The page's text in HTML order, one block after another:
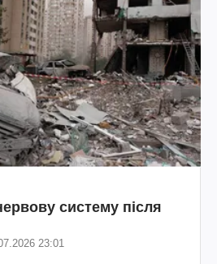
систему після
23:01